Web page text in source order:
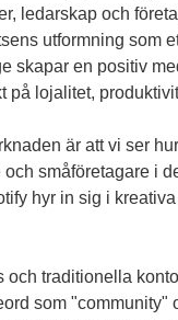
ledarskap och
utformning som
skapar en positiv
på lojalitet,
är att vi ser
småföretagare i
hyr in sig i
traditionella
som "community"